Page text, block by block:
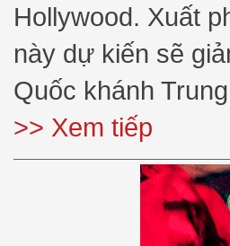
Hollywood. Xuất
này dự kiến sẽ
Quốc khánh
>> Xem tiếp